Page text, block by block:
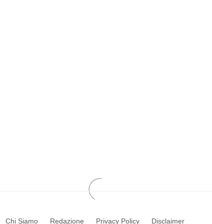
Chi Siamo Redazione Privacy Policy Disclaimer